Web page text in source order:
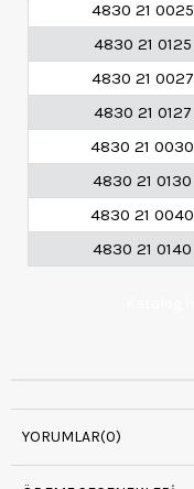
4830 21 0025
4830 21 0125
4830 21 0027
4830 21 0127
4830 21 0030
4830 21 0130
4830 21 0040
4830 21 0140
YORUMLAR(0)